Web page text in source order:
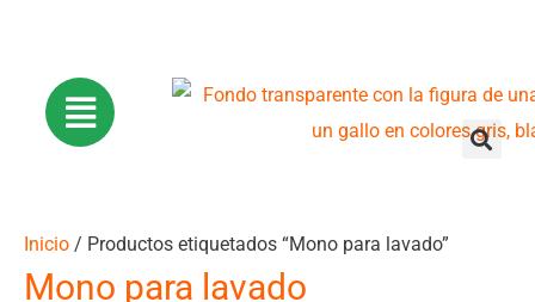
Inicio / Productos etiquetados “Mono para lavado”
Mono para lavado